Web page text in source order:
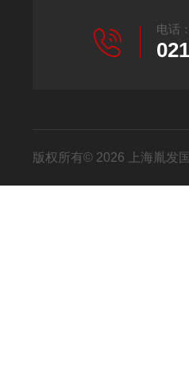
电话
版权所有© 2026 上海胤